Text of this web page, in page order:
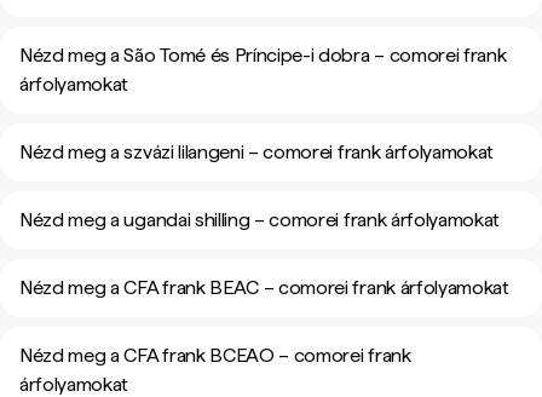
Nézd meg a São Tomé és Príncipe-i dobra – comorei frank
árfolyamokat
Nézd meg a szvázi lilangeni – comorei frank árfolyamokat
Nézd meg a ugandai shilling – comorei frank árfolyamokat
Nézd meg a CFA frank BEAC – comorei frank árfolyamokat
Nézd meg a CFA frank BCEAO – comorei frank
árfolyamokat